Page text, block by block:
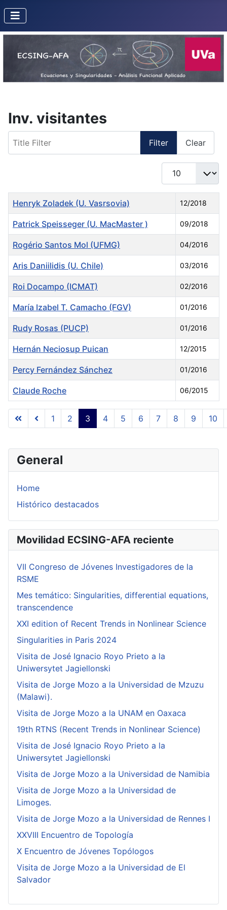
General
Home
Histórico destacados
Movilidad ECSING-AFA reciente
VII Congreso de Jóvenes Investigadores de la
RSME
Mes temático: Singularities, differential equations,
transcendence
XXI edition of Recent Trends in Nonlinear Science
Singularities in Paris 2024
Visita de José Ignacio Royo Prieto a la
Uniwersytet Jagiellonski
Visita de Jorge Mozo a la Universidad de Mzuzu
(Malawi).
Visita de Jorge Mozo a la UNAM en Oaxaca
19th RTNS (Recent Trends in Nonlinear Science)
Visita de José Ignacio Royo Prieto a la
Uniwersytet Jagiellonski
Visita de Jorge Mozo a la Universidad de Namibia
Visita de Jorge Mozo a la Universidad de
Limoges.
Visita de Jorge Mozo a la Universidad de Rennes I
XXVIII Encuentro de Topología
X Encuentro de Jóvenes Topólogos
Visita de Jorge Mozo a la Universidad de El
Salvador
Inv. visitantes
Filter Clear
Display #
Articles
Title Created Date
Henryk Zoladek (U. Vasrsovia) 12/2018
Patrick Speisseger (U. MacMaster ) 09/2018
Rogério Santos Mol (UFMG) 04/2016
Aris Daniilidis (U. Chile) 03/2016
Roi Docampo (ICMAT) 02/2016
María Izabel T. Camacho (FGV) 01/2016
Rudy Rosas (PUCP) 01/2016
Hernán Neciosup Puican 12/2015
Percy Fernández Sánchez 01/2016
Claude Roche 06/2015
Page 3 of 11
1 2 3 4 5 6 7 8 9 10